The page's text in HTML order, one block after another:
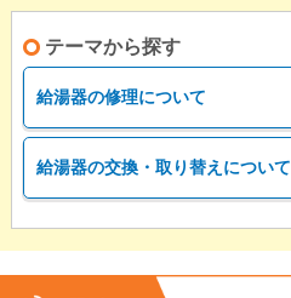
テーマから探す
給湯器の修理について
給湯器の交換・取り替えについて